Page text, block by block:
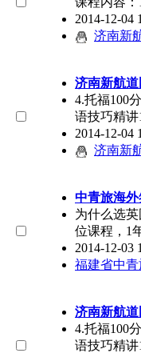
2014-12-04
济南新
济南新航
4.托福100
语技巧精讲
2014-12-04
济南新
中青旅海
为什么选
位课程，1
2014-12-03
福建省中
济南新航
4.托福100
语技巧精讲